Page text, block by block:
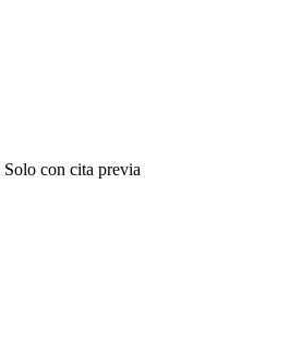
Solo con cita previa